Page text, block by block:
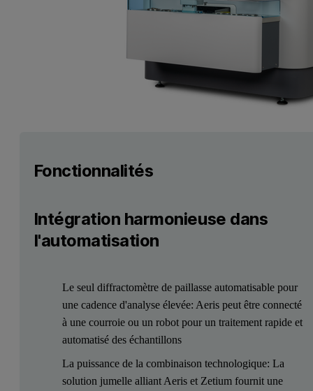
Fonctionnalités
Intégration harmonieuse dans
l'automatisation
Le seul diffractomètre de paillasse automatisable pour
une cadence d'analyse élevée: Aeris peut être connecté
à une courroie ou un robot pour un traitement rapide et
automatisé des échantillons
La puissance de la combinaison technologique: La
solution jumelle alliant Aeris et Zetium fournit une